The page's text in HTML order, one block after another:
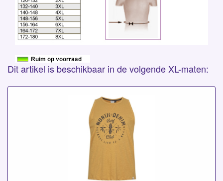
Dit artikel is beschikbaar in de volgende XL-maten: